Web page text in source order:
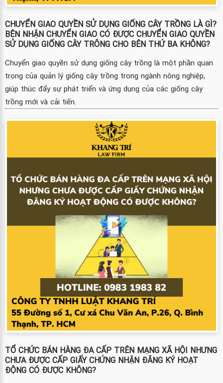
CHUYỂN GIAO QUYỀN SỬ DỤNG GIỐNG CÂY TRỒNG LÀ GÌ?
BÊN NHẬN CHUYỂN GIAO CÓ ĐƯỢC CHUYỂN GIAO QUYỀN
SỬ DỤNG GIỐNG CÂY TRÔNG CHO BÊN THỨ BA KHÔNG?
Chuyển giao quyền sử dụng giống cây trồng là một phần quan
trọng của quản lý giống cây trồng trong ngành nông nghiệp,
giúp thúc đẩy sự phát triển và ứng dụng của các giống cây
trồng mới và cải tiến.
TỔ CHỨC BÁN HÀNG ĐA CẤP TRÊN MẠNG XÃ HỘI NHƯNG
CHƯA ĐƯỢC CẤP GIẤY CHỨNG NHẬN ĐĂNG KÝ HOẠT
ĐỘNG CÓ ĐƯỢC KHÔNG?